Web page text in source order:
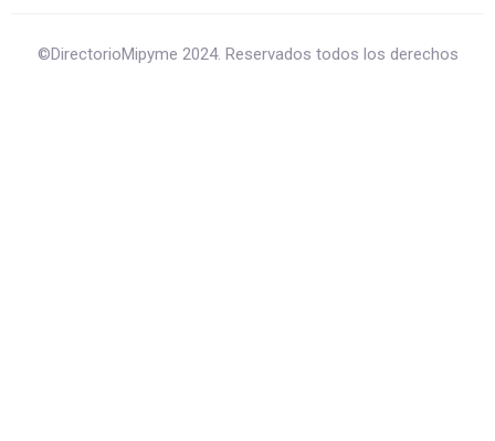
©DirectorioMipyme 2024. Reservados todos los derechos